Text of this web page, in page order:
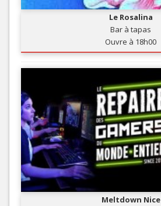
Le Rosalina
Bar à tapas
Ouvre à 18h00
Meltdown Nice